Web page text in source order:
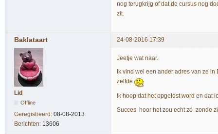
nog terugkrijg of dat de cursus nog
zit.
Baklataart 24-08-2016 17:39
Lid
Offline
Geregistreerd: 08-08-2013
Berichten: 13606
Jeetje wat naar.
Ik vind wel een ander adres van ze
zelfde
Ik hoop dat het opgelost word en dat
Succes hoor het zou echt zó zonde